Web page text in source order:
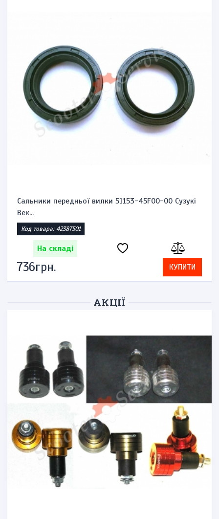
Датчик температури охолоджуючої рідини,
термосенсо...
Код товара: 1770040174
На складі
828грн. КУПИТИ
АКЦІЇ